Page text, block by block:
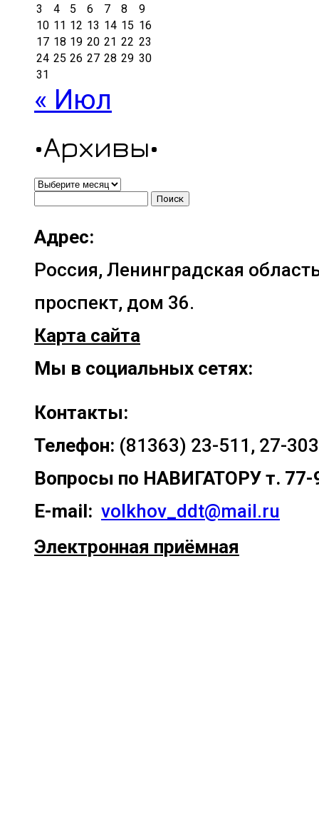
3
4 5 6 7 8
9
10 11 12 13 14 15 16
17 18 19 20 21 22 23
24 25 26 27 28 29 30
31
« Июл
•Архивы•
•Архивы•
Адрес:
Россия, Ленинградская
проспект, дом 36.
Карта сайта
Мы в социальных сетях:
Контакты:
Телефон: (81363) 23-511, 27-303
Вопросы по НАВИГАТОРУ т. 77-
E-mail: volkhov_ddt@mail.ru
Электронная приёмная